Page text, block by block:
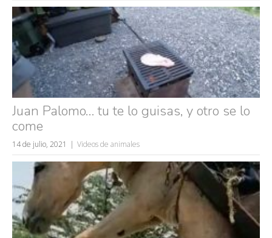
Búsquedas populares
mujeres guapas
volver a nacer
Juan Palomo… tu te lo guisas, y otro se lo
come
14 de julio, 2021 Videos de animales